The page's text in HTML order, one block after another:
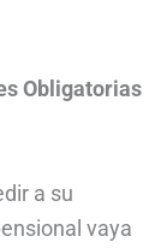
Obligatorias
a su
vaya